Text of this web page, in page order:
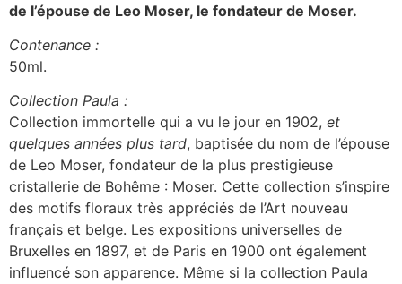
de l’épouse de Leo Moser, le fondateur de Moser.
Contenance :
50ml.
Collection Paula :
Collection immortelle qui a vu le jour en 1902, et
quelques années plus tard, baptisée du nom de l’épouse
de Leo Moser, fondateur de la plus prestigieuse
cristallerie de Bohême : Moser. Cette collection s’inspire
des motifs floraux très appréciés de l’Art nouveau
français et belge. Les expositions universelles de
Bruxelles en 1897, et de Paris en 1900 ont également
influencé son apparence. Même si la collection Paula